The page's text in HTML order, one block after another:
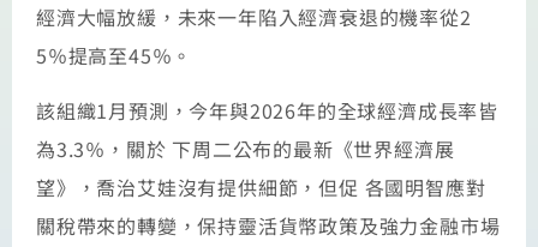
經濟大幅放緩，未來一年陷入經濟衰退的機率從2
5％提高至45％。
該組織1月預測，今年與2026年的全球經濟成長率皆
為3.3％，關於 下周二公布的最新《世界經濟展
望》，喬治艾娃沒有提供細節，但促 各國明智應對
關稅帶來的轉變，保持靈活貨幣政策及強力金融市場